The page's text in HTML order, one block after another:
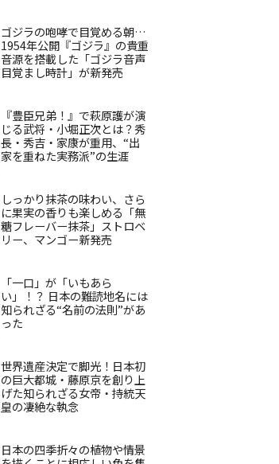
ゴジラの咆哮で目覚める朝…
1954年公開『ゴジラ』の貴重
音源を搭載した「ゴジラ音声
目覚まし時計」が新発売
『豊臣兄弟！』で萩原護が演
じる武将・小堀正次とは？秀
長・秀吉・家康が重用、“出
家を重ねた実務派”の生涯
しっかり抹茶の味わい、さら
に果実の香りも楽しめる「無
糖フレーバー抹茶」ストロベ
リー、マンゴー新発売
「一口」が「いもあら
い」！？ 日本の難読地名には
知られざる“名前の法則”があ
った
世界遺産決定で脚光！日本初
の巨大都城・藤原京を創り上
げた知られざる女帝・持統天
皇の凄絶な執念
日本の四季折々の植物や情景